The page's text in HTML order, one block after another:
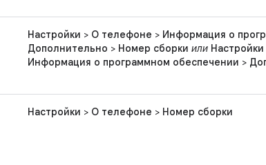
Настройки > О телефоне > Информация о
Дополнительно > Номер сборки или Настройки
Информация о программном обеспечении >
Настройки > О телефоне > Номер сборки